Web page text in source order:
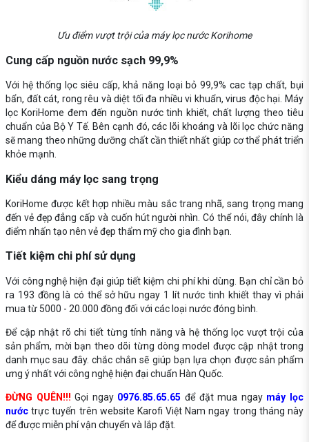
Ưu điểm vượt trội của máy lọc nước Korihome
Cung cấp nguồn nước sạch 99,9%
Với hệ thống lọc siêu cấp, khả năng loại bỏ 99,9% cac tạp chất, bụi
bẩn, đất cát, rong rêu và diệt tối đa nhiều vi khuẩn, virus độc hại. Máy
lọc KoriHome đem đến nguồn nước tinh khiết, chất lượng theo tiêu
chuẩn của Bộ Y Tế. Bên cạnh đó, các lõi khoáng và lõi lọc chức năng
sẽ mang theo những dưỡng chất cần thiết nhất giúp cơ thể phát triển
khỏe mạnh.
Kiểu dáng máy lọc sang trọng
KoriHome được kết hợp nhiều màu sắc trang nhã, sang trọng mang
đến vẻ đẹp đẳng cấp và cuốn hút người nhìn. Có thể nói, đây chính là
điểm nhấn tạo nên vẻ đẹp thẩm mỹ cho gia đình bạn.
Tiết kiệm chi phí sử dụng
Với công nghệ hiện đại giúp tiết kiệm chi phí khi dùng. Bạn chỉ cần bỏ
ra 193 đồng là có thể sở hữu ngay 1 lít nước tinh khiết thay vì phải
mua từ 5000 - 20.000 đồng đối với các loại nước đóng bình.
Để cập nhật rõ chi tiết từng tính năng và hệ thống lọc vượt trội của
sản phẩm, mời bạn theo dõi từng dòng model được cập nhật trong
danh mục sau đây. chắc chắn sẽ giúp bạn lựa chọn được sản phẩm
ưng ý nhất với công nghệ hiện đại chuẩn Hàn Quốc.
ĐỪNG QUÊN!!! Gọi ngay 0976.85.65.65 để đặt mua ngay máy lọc
nước trực tuyến trên website Karofi Việt Nam ngay trong tháng này
để được miễn phí vận chuyển và lắp đặt.